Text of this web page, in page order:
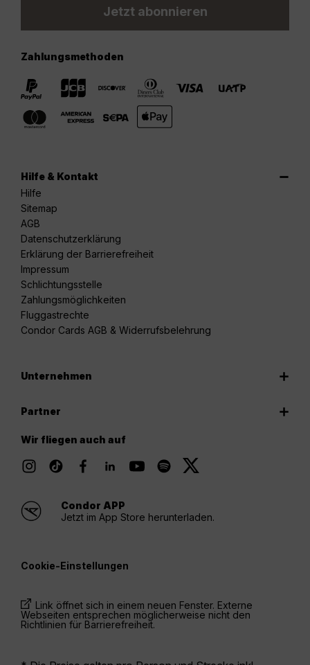
Jetzt abonnieren
Zahlungsmethoden
Hilfe & Kontakt
Hilfe
Sitemap
AGB
Datenschutzerklärung
Erklärung der Barrierefreiheit
Impressum
Schlichtungsstelle
Zahlungsmöglichkeiten
Fluggastrechte
Condor Cards AGB & Widerrufsbelehrung
Unternehmen
Partner
Wir fliegen auch auf
Condor APP
Jetzt im App Store herunterladen.
Cookie-Einstellungen
Link öffnet sich in einem neuen Fenster. Externe
Webseiten entsprechen möglicherweise nicht den
Richtlinien für Barrierefreiheit.